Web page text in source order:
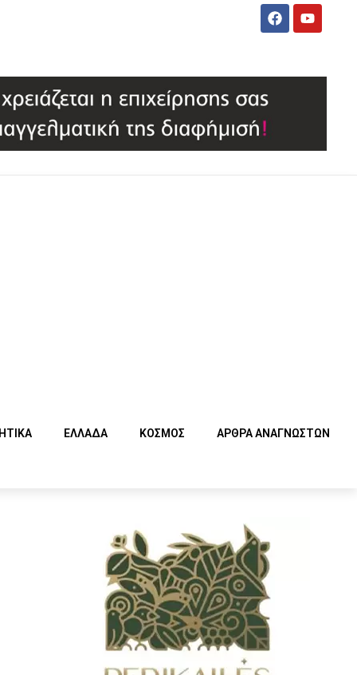
ΕΛΛΑΔΑ ΚΟΣΜΟΣ ΑΡΘΡΑ ΑΝΑΓΝΩΣΤΩΝ